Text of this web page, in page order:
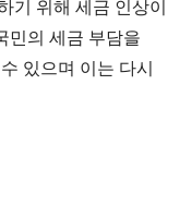
기 위해 세금 인상이
민의 세금 부담을
있으며 이는 다시